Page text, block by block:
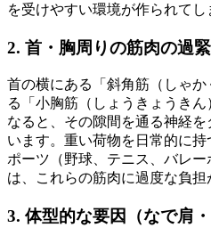
を受けやすい環境が作られてし
2. 首・胸周りの筋肉の過
首の横にある「斜角筋（しゃ
る「小胸筋（しょうきょうき
なると、その隙間を通る神経
います。重い荷物を日常的に
ポーツ（野球、テニス、バレ
は、これらの筋肉に過度な負担
3. 体型的な要因（なで肩・